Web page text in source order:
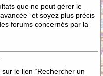
que ne peut gérer le
et soyez plus précis
forums concernés par la
le lien “Rechercher un